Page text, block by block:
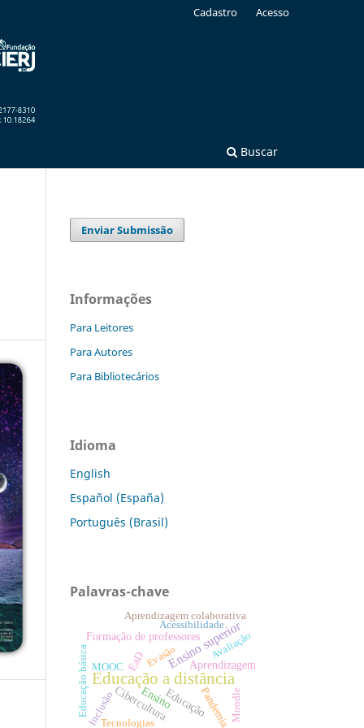
Buscar
Cadastro Acesso
Enviar Submissão
Informações
Para Leitores
Para Autores
Para Bibliotecários
Idioma
English
Español (España)
Português (Brasil)
Palavras-chave
Educação a distância
Ensino superior
Educação
Ensino
Cibercultura
Formação de professores
EaD
Pandemia
Aprendizagem
Educação básicaInclusão
Acessibilidade
MOOC Evasão
Moodle
Aprendizagem colaborativa
Avaliação
Tecnologias